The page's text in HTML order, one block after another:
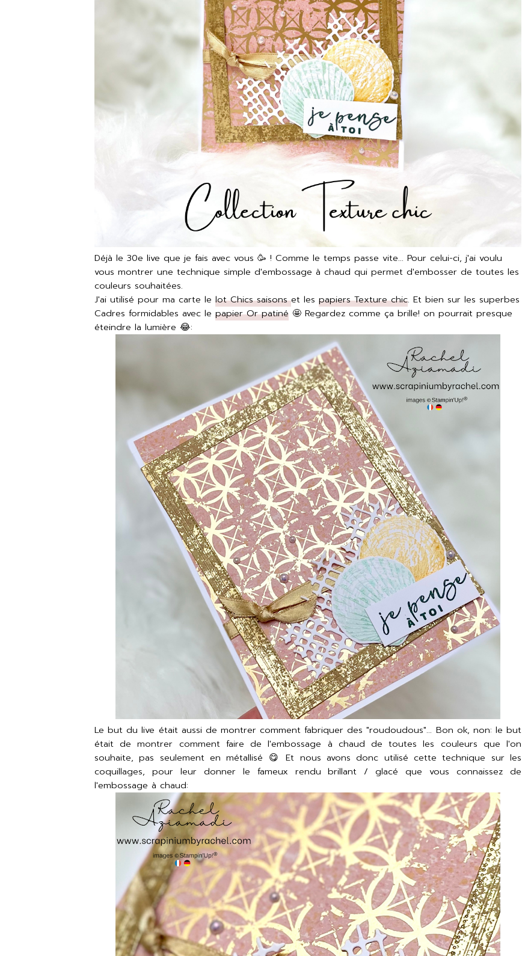
Déjà le 30e live que je fais avec vous 🥳 ! Comme le temps passe vite... Pour celui-ci, j'ai voulu
vous montrer une technique simple d'embossage à chaud qui permet d'embosser de toutes les
couleurs souhaitées.
J'ai utilisé pour ma carte le lot Chics saisonset les papiers Texture chic. Et bien sur les superbes
Cadres formidables avec le papier Or patiné 🤩 Regardez comme ça brille! on pourrait presque
éteindre la lumière 😂:
Le but du live était aussi de montrer comment fabriquer des "roudoudous"... Bon ok, non: le but
était de montrer comment faire de l'embossage à chaud de toutes les couleurs que l'on
souhaite, pas seulement en métallisé 😋 Et nous avons donc utilisé cette technique sur les
coquillages, pour leur donner le fameux rendu brillant / glacé que vous connaissez de
l'embossage à chaud: